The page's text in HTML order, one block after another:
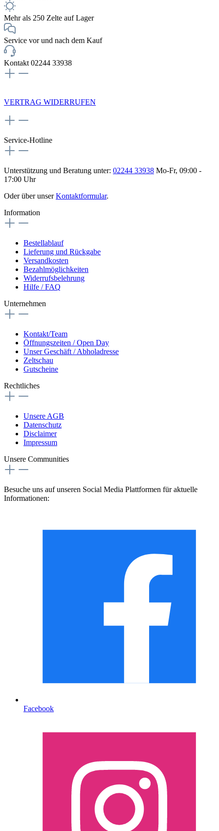
Mehr als 250 Zelte auf Lager
Service vor und nach dem Kauf
Kontakt 02244 33938
VERTRAG WIDERRUFEN
Service-Hotline
Unterstützung und Beratung unter: 02244 33938 Mo-Fr, 09:00 -
17:00 Uhr
Oder über unserKontaktformular.
Information
Bestellablauf
Lieferung und Rückgabe
Versandkosten
Bezahlmöglichkeiten
Widerrufsbelehrung
Hilfe / FAQ
Unternehmen
Kontakt/Team
Öffnungszeiten / Open Day
Unser Geschäft / Abholadresse
Zeltschau
Gutscheine
Rechtliches
Unsere AGB
Datenschutz
Disclaimer
Impressum
Unsere Communities
Besuche uns auf unseren Social Media Plattformen für aktuelle
Informationen:
Facebook